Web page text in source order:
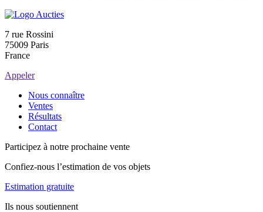
7 rue Rossini
75009 Paris
France
Appeler
Nous connaître
Ventes
Résultats
Contact
Participez à notre prochaine vente
Confiez-nous l’estimation de vos objets
Estimation gratuite
Ils nous soutiennent